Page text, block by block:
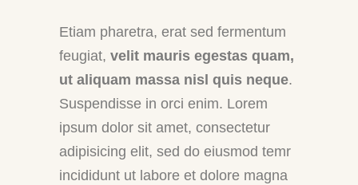
Etiam pharetra, erat sed fermentum
feugiat, velit mauris egestas quam,
ut aliquam massa nisl quis neque.
Suspendisse in orci enim. Lorem
ipsum dolor sit amet, consectetur
adipisicing elit, sed do eiusmod temr
incididunt ut labore et dolore magna